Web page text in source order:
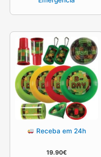
Receba em 24h
19.90€